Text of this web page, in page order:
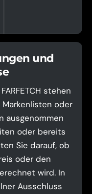
und
stehen
oder
ausgenommen
oder bereits
Sie darauf, ob
oder den
wird. In
Ausschluss